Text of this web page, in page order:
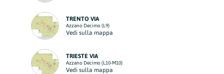
TRENTO VIA
Azzano Decimo (L9)
Vedi sulla mappa
TRIESTE VIA
Azzano Decimo (L10-M10)
Vedi sulla mappa